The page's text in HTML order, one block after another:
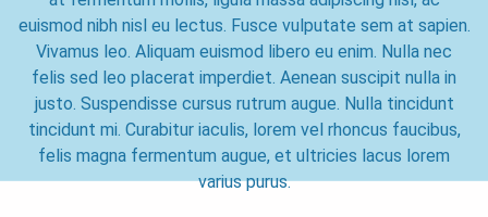
euismod nibh nisl eu lectus. Fusce vulputate sem at sapien.
Vivamus leo. Aliquam euismod libero eu enim. Nulla nec
felis sed leo placerat imperdiet. Aenean suscipit nulla in
justo. Suspendisse cursus rutrum augue. Nulla tincidunt
tincidunt mi. Curabitur iaculis, lorem vel rhoncus faucibus,
felis magna fermentum augue, et ultricies lacus lorem
varius purus.